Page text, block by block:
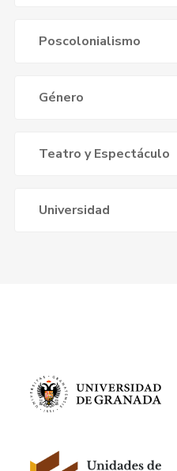
Poscolonialismo
Género
Teatro y Espectáculo
Universidad